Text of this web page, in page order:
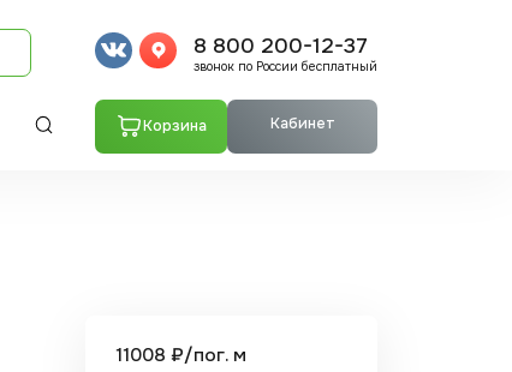
8 800 200-12-37
звонок по России бесплатный
Корзина Кабинет
11008 ₽/пог. м